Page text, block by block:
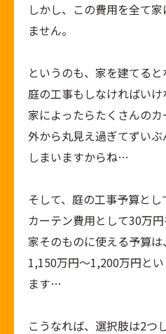
しかし、この費用を全て
ません。
というのも、家を建てると
庭の工事もしなければいけ
家によったらたくさんのカ
外から丸見え過ぎてずい
しまいますからね…
そして、庭の工事予算とし
カーテン費用として30万円
家そのものに使える予算は、
1,150万円～1,200万円と
ます…
こうなれば、選択肢は2つ